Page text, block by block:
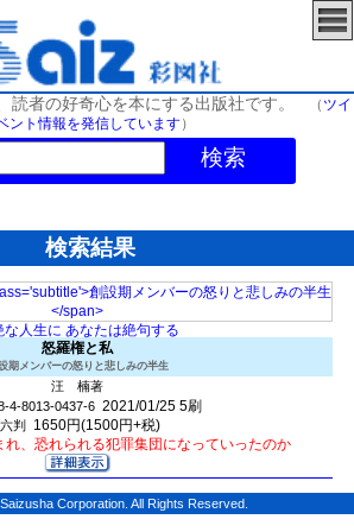
読者の好奇心を本にする出版社です。 （ ツイ
ント情報を発信しています）
検索
検索結果
な人生に あなたは絶句する
怒羅権と私
期メンバーの怒りと悲しみの半生
汪 楠著
4-8013-0437-6 2021/01/25 5刷
判
1650円(1500円+税)
れ、恐れられる犯罪集団になっていったのか
Corporation. All Rights Reserved.